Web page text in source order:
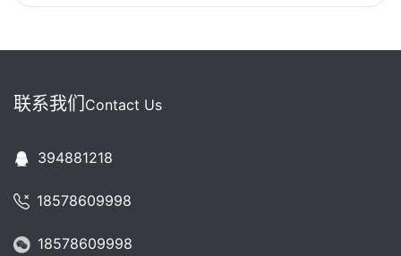
联系我们 Contact Us
394881218
18578609998
18578609998